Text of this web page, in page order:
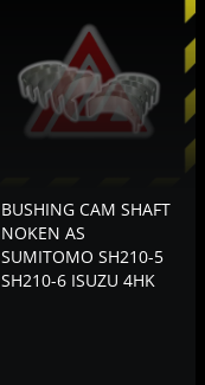
BUSHING CAM SHAFT
NOKEN AS
SUMITOMO SH210-5
SH210-6 ISUZU 4HK